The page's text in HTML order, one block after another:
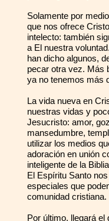
Solamente por
que nos ofrece
intelecto: también
a El nuestra
han dicho algunos,
pecar otra vez. Más
ya no tenemos más
La vida nueva en
nuestras vidas y
Jesucristo: amor,
mansedumbre,
utilizar los medios
adoración en unión
inteligente de la
El Espíritu Santo
especiales que
comunidad cristiana.
Por último, llegará